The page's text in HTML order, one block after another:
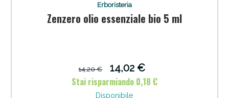
Erboristeria
Zenzero olio essenziale bio 5 ml
14,20 €
14,02 €
Stai risparmiando 0,18 €
Disponibile